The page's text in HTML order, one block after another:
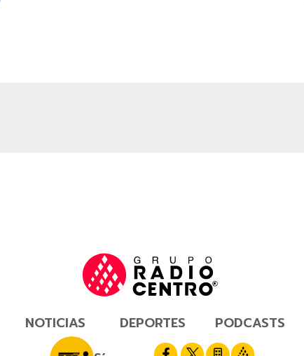
NOTICIAS DEPORTES PODCASTS